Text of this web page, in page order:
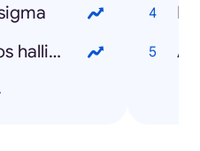
Mitä tapahtuu jos hallitus kaatuu